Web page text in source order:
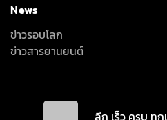
News
ข่าวรอบโลก
ข่าวสารยานยนต์
ลึก เร็ว ครบ ทุ